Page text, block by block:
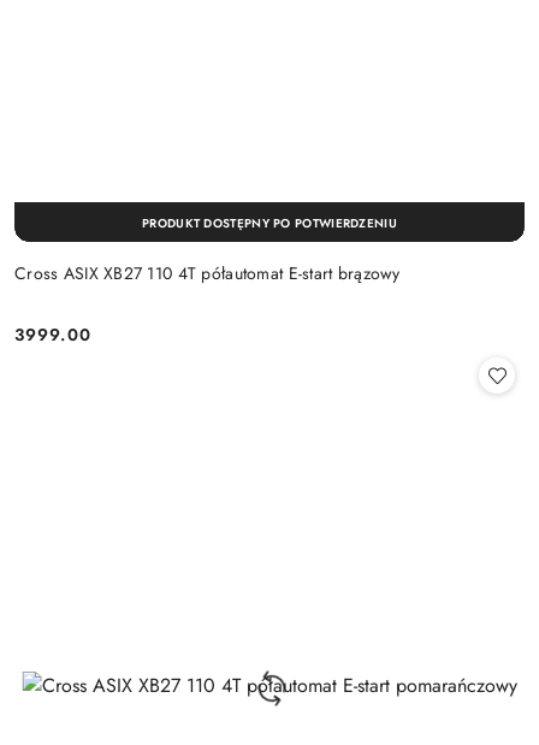
Cross ASIX XB27 110 4T półautomat E-start brązowy
Cena:
3999.00
PRODUKT DOSTĘPNY PO POTWIERDZENIU